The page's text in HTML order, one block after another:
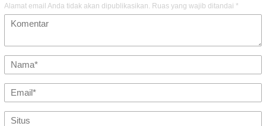
Alamat email Anda tidak akan dipublikasikan. Ruas yang wajib ditandai *